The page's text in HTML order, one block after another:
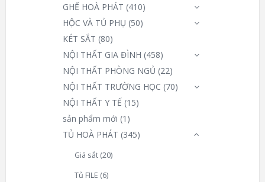
GHẾ HOÀ PHÁT (410)
HỘC VÀ TỦ PHỤ (50)
KÉT SẮT (80)
NỘI THẤT GIA ĐÌNH (458)
NỘI THẤT PHÒNG NGỦ (22)
NỘI THẤT TRƯỜNG HỌC (70)
NỘI THẤT Y TẾ (15)
sản phẩm mới (1)
TỦ HOÀ PHÁT (345)
Giá sắt (20)
Tủ FILE (6)